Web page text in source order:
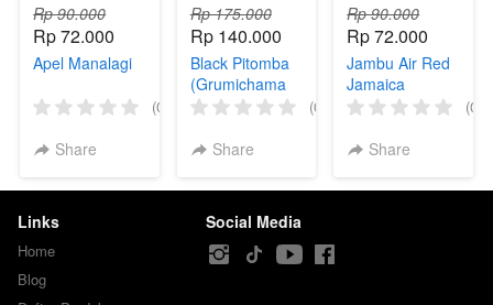
Rp 90.000
Rp 72.000
Apel Manalagi
(0)
Share
Rp 175.000
Rp 140.000
Black Pitomba
(Grumichama
Cherry)
(0)
Share
Rp 90.000
Rp 72.000
Jambu Air Red
Jamaica
(0)
Share
Links
Home
Blog
Social Media